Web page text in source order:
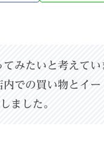
みたいと考えてい
での買い物とイ
ました。